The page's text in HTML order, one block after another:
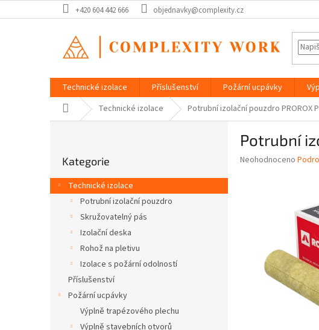
na
+420 604 442 666 objednavky@complexity.cz
Technické izolace Příslušenství Požární ucpávky
Domů Technické izolace Potrubní izolační pouzdro PROROX
r
a
kategorie
Kategorie
Technické izolace
Potrubní izolační pouzdro
Skružovatelný pás
Izolační deska
Rohož na pletivu
Izolace s požární odolností
Příslušenství
Požární ucpávky
Výplně trapézového plechu
Výplně stavebních otvorů
Potrubní
Průměrné
Neohodnoceno